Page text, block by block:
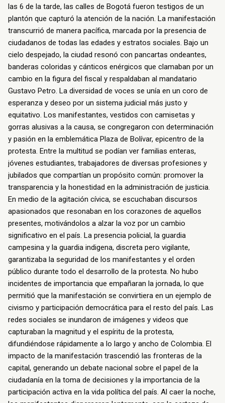
las 6 de la tarde, las calles de Bogotá fueron testigos de un
plantón que capturó la atención de la nación. La manifestación
transcurrió de manera pacífica, marcada por la presencia de
ciudadanos de todas las edades y estratos sociales. Bajo un
cielo despejado, la ciudad resonó con pancartas ondeantes,
banderas coloridas y cánticos enérgicos que clamaban por un
cambio en la figura del fiscal y respaldaban al mandatario
Gustavo Petro. La diversidad de voces se unía en un coro de
esperanza y deseo por un sistema judicial más justo y
equitativo. Los manifestantes, vestidos con camisetas y
gorras alusivas a la causa, se congregaron con determinación
y pasión en la emblemática Plaza de Bolívar, epicentro de la
protesta. Entre la multitud se podían ver familias enteras,
jóvenes estudiantes, trabajadores de diversas profesiones y
jubilados que compartían un propósito común: promover la
transparencia y la honestidad en la administración de justicia.
En medio de la agitación cívica, se escuchaban discursos
apasionados que resonaban en los corazones de aquellos
presentes, motivándolos a alzar la voz por un cambio
significativo en el país. La presencia policial, la guardia
campesina y la guardia indigena, discreta pero vigilante,
garantizaba la seguridad de los manifestantes y el orden
público durante todo el desarrollo de la protesta. No hubo
incidentes de importancia que empañaran la jornada, lo que
permitió que la manifestación se convirtiera en un ejemplo de
civismo y participación democrática para el resto del país. Las
redes sociales se inundaron de imágenes y videos que
capturaban la magnitud y el espíritu de la protesta,
difundiéndose rápidamente a lo largo y ancho de Colombia. El
impacto de la manifestación trascendió las fronteras de la
capital, generando un debate nacional sobre el papel de la
ciudadanía en la toma de decisiones y la importancia de la
participación activa en la vida política del país. Al caer la noche,